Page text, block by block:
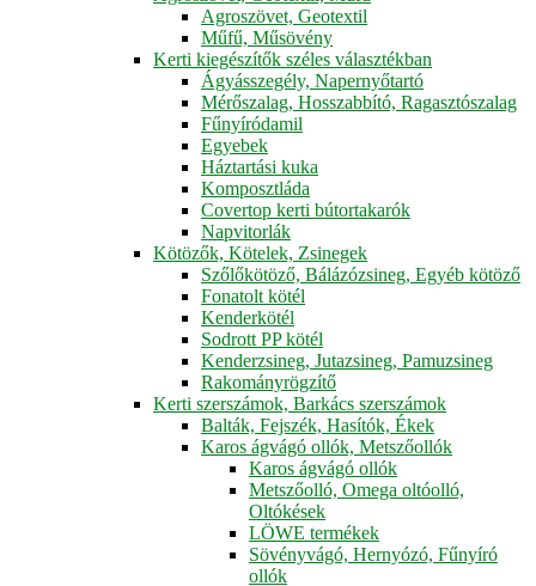
Agroszövet, Geotextil
Műfű, Műsövény
Kerti kiegészítők széles választékban
Ágyásszegély, Napernyőtartó
Mérőszalag, Hosszabbító, Ragasztószalag
Fűnyíródamil
Egyebek
Háztartási kuka
Komposztláda
Covertop kerti bútortakarók
Napvitorlák
Kötözők, Kötelek, Zsinegek
Szőlőkötöző, Bálázózsineg, Egyéb kötöző
Fonatolt kötél
Kenderkötél
Sodrott PP kötél
Kenderzsineg, Jutazsineg, Pamuzsineg
Rakományrögzítő
Kerti szerszámok, Barkács szerszámok
Balták, Fejszék, Hasítók, Ékek
Karos ágvágó ollók, Metszőollók
Karos ágvágó ollók
Metszőolló, Omega oltóolló,
Oltókések
LÖWE termékek
Sövényvágó, Hernyózó, Fűnyíró
ollók